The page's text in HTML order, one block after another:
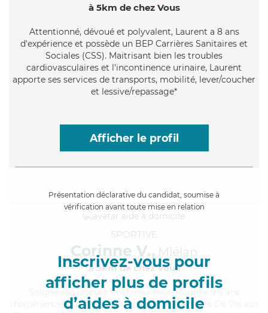
à 5km de chez Vous
Attentionné, dévoué et polyvalent, Laurent a 8 ans
d'expérience et possède un BEP Carrières Sanitaires et
Sociales (CSS). Maitrisant bien les troubles
cardiovasculaires et l'incontinence urinaire, Laurent
apporte ses services de transports, mobilité, lever/coucher
et lessive/repassage*
Afficher le profil
Présentation déclarative du candidat, soumise à
vérification avant toute mise en relation
Inscrivez-vous pour
afficher plus de profils
d’aides à domicile
SPORTIVE
Corinne V., Miélan
à 5km de chez Vous
, joyeuse et chaleureuse, Corinne a 5 ans
d'expérience et possède un diplôme d'Assistante De Vie aux